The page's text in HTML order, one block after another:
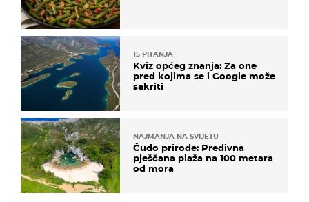
15 PITANJA
Kviz općeg znanja: Za one
pred kojima se i Google može
sakriti
NAJMANJA NA SVIJETU
Čudo prirode: Predivna
pješčana plaža na 100 metara
od mora